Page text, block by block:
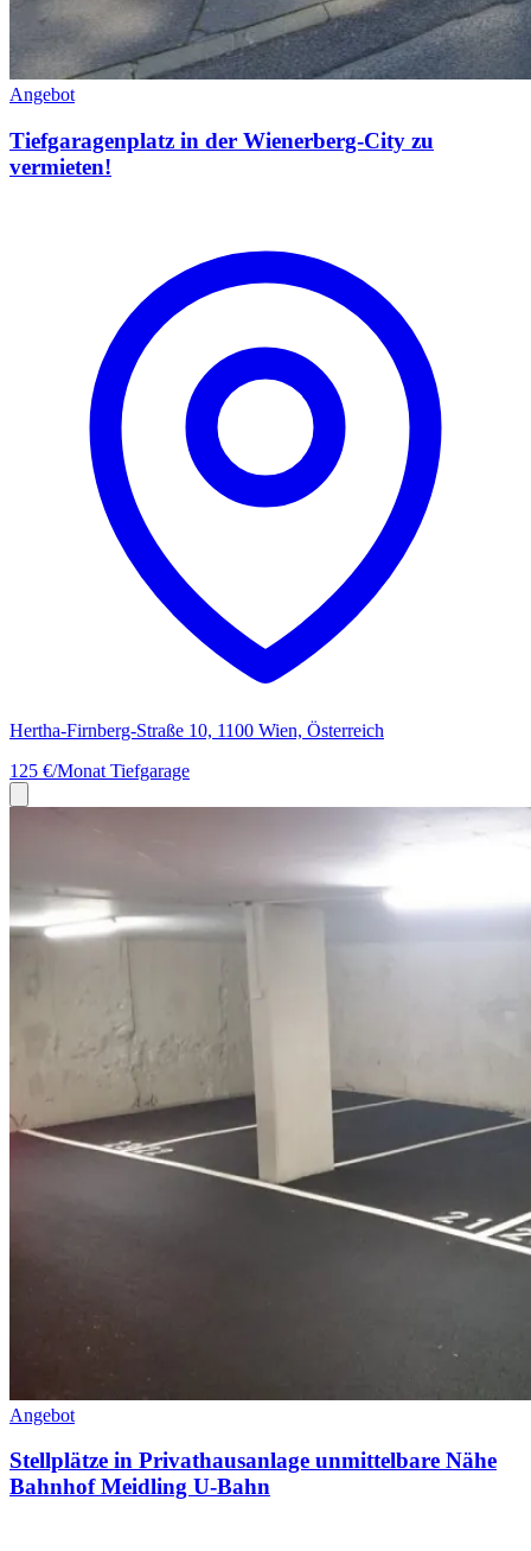
Angebot
Tiefgaragenplatz in der Wienerberg-City zu
vermieten!
Hertha-Firnberg-Straße 10, 1100 Wien, Österreich
125 €/Monat Tiefgarage
Angebot
Stellplätze in Privathausanlage unmittelbare Nähe
Bahnhof Meidling U-Bahn